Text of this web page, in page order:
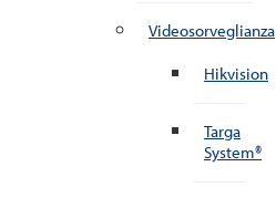
Videosorveglianza
Hikvision
Targa
System®